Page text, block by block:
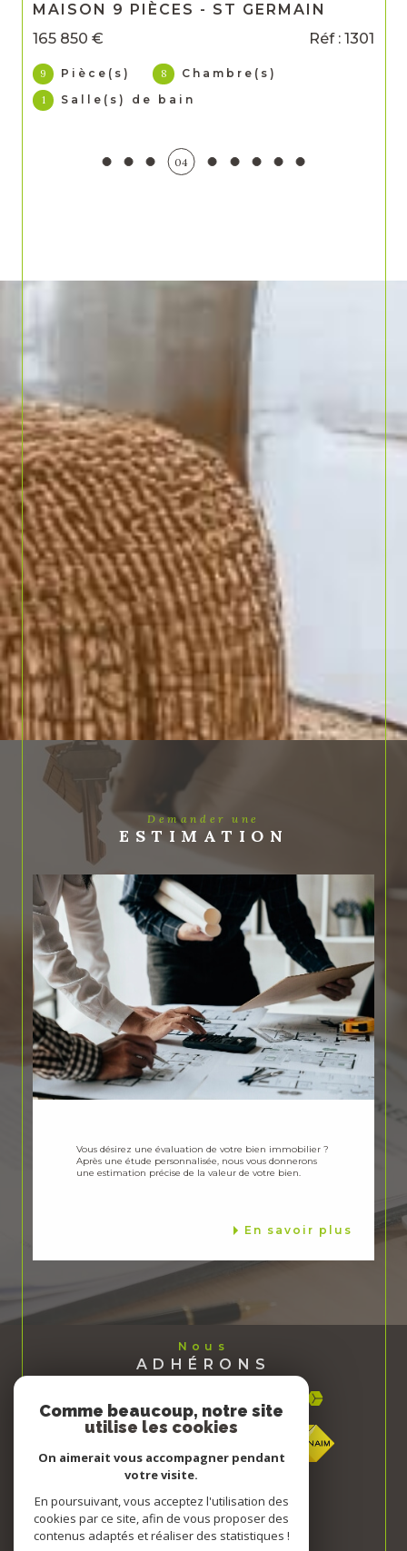
MAISON 9 PIÈCES - ST GERMAIN
165 850 € Réf : 1301
9 Pièce(s) 8 Chambre(s)
1 Salle(s) de bain
04
Demander une
ESTIMATION
Vous désirez une évaluation de votre bien immobilier ?
Après une étude personnalisée, nous vous donnerons
une estimation précise de la valeur de votre bien.
En savoir plus
Nous
ADHÉRONS
Comme beaucoup, notre site
utilise les cookies
On aimerait vous accompagner pendant
votre visite.
En poursuivant, vous acceptez l'utilisation des
cookies par ce site, afin de vous proposer des
contenus adaptés et réaliser des statistiques !